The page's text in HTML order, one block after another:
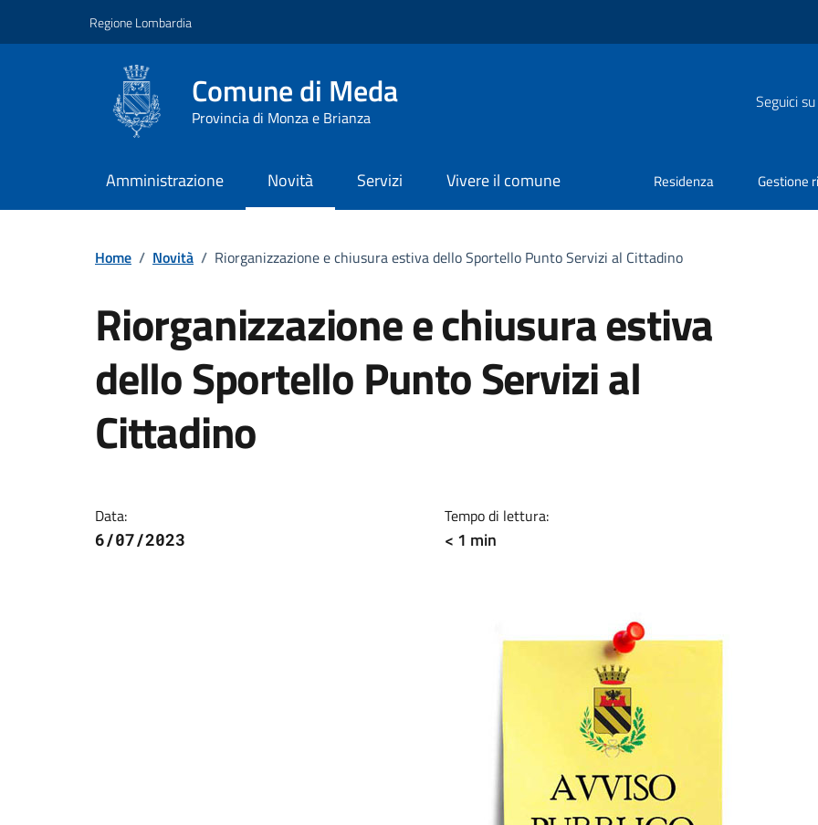
Regione Lombardia
Comune di Meda
Provincia di Monza e Brianza
Seguici su
Amministrazione Novità Servizi Vivere il comune Residenza Gestione
Home / Novità / Riorganizzazione e chiusura estiva dello Sportello Punto Servizi al Cittadino
Riorganizzazione e chiusura estiva
dello Sportello Punto Servizi al
Cittadino
Data:
6/07/2023
Tempo di lettura:
< 1 min